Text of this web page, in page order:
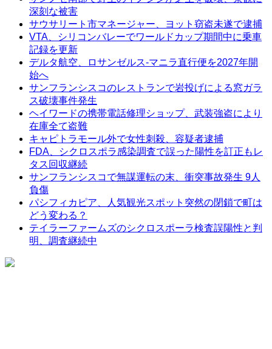
深刻な被害
サウサリート市マネージャー、ヨット窃盗未遂で逮捕
VTA、シリコンバレーでワールドカップ期間中に乗車
記録を更新
デルタ航空、ロサンゼルス-マニラ直行便を2027年開
始へ
サンフランシスコのレストランで岩投げによる窓ガラ
ス破壊事件発生
ヘイワードの携帯電話修理ショップ、武装強盗により
在庫全て盗難
キャピトラモール外で女性刺殺、容疑者逮捕
FDA、シクロスポラ感染調査で誤った陽性を訂正もレ
タス回収継続
サンフランシスコで無謀運転の末、衝突事故発生 9人
負傷
パシフィカピア、人気観光スポット突然の閉鎖で町は
どう変わる？
テイラーファームズのシクロスポーラ検査誤陽性と判
明、調査継続中